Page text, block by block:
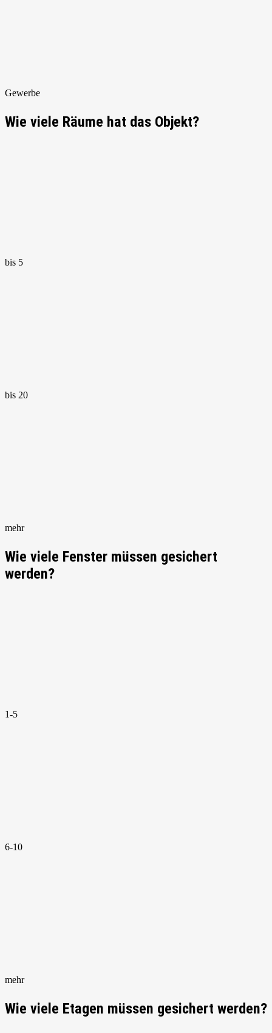
Gewerbe
Wie viele Räume hat das Objekt?
bis 5
bis 20
mehr
Wie viele Fenster müssen gesichert
werden?
1-5
6-10
mehr
Wie viele Etagen müssen gesichert werden?